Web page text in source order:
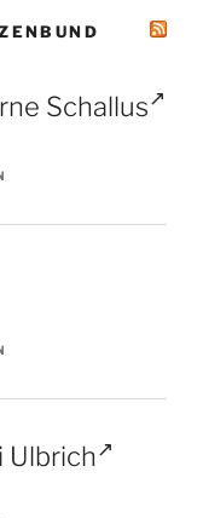
Schallus
Ulbrich